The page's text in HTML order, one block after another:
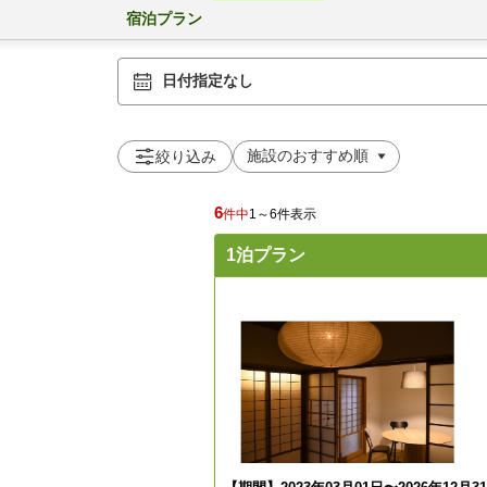
宿泊プラン
日付指定なし
絞り込み
6件中1～6件表示
1泊プラン